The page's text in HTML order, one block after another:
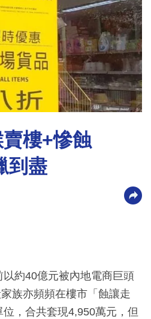
樓+慘蝕
到盡
約40億元被內地電商巨頭
族亦頻頻在樓市「蝕讓走
，合共套現4,950萬元，但